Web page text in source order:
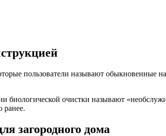
пользователи называют обыкновенные
биологической очистки называют
ранее.
загородного дома